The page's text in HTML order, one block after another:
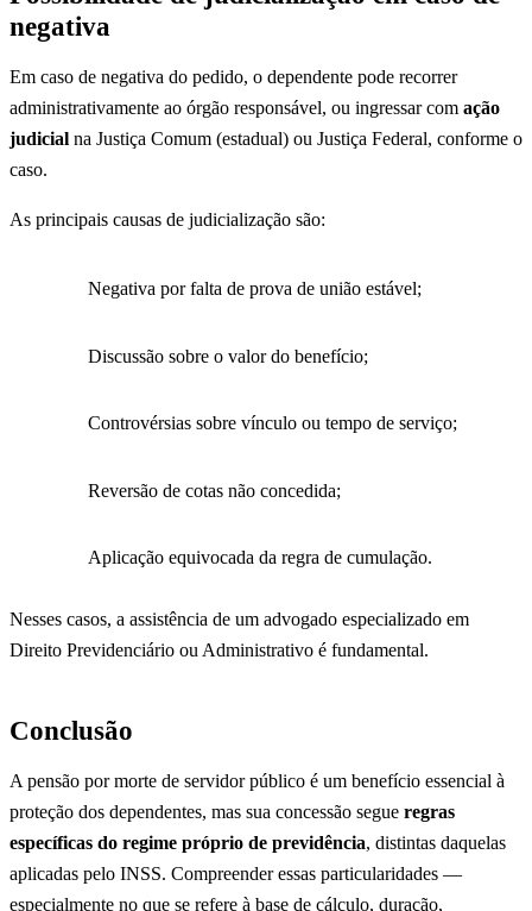
negativa
Em caso de negativa do pedido, o dependente pode recorrer
administrativamente ao órgão responsável, ou ingressar com ação
judicial na Justiça Comum (estadual) ou Justiça Federal, conforme o
caso.
As principais causas de judicialização são:
Negativa por falta de prova de união estável;
Discussão sobre o valor do benefício;
Controvérsias sobre vínculo ou tempo de serviço;
Reversão de cotas não concedida;
Aplicação equivocada da regra de cumulação.
Nesses casos, a assistência de um advogado especializado em
Direito Previdenciário ou Administrativo é fundamental.
Conclusão
A pensão por morte de servidor público é um benefício essencial à
proteção dos dependentes, mas sua concessão segue regras
específicas do regime próprio de previdência, distintas daquelas
aplicadas pelo INSS. Compreender essas particularidades —
especialmente no que se refere à base de cálculo, duração,